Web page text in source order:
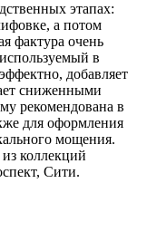
этапах:
а потом
фактура очень
в
добавляет
сниженными
рекомендована в
для оформления
мощения.
коллекций
Сити.